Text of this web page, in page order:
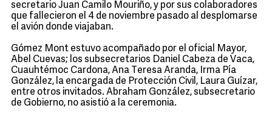
secretario Juan Camilo Mouriño, y por sus colaboradores
que fallecieron el 4 de noviembre pasado al desplomarse
el avión donde viajaban.
Gómez Mont estuvo acompañado por el oficial Mayor,
Abel Cuevas; los subsecretarios Daniel Cabeza de Vaca,
Cuauhtémoc Cardona, Ana Teresa Aranda, Irma Pía
González, la encargada de Protección Civil, Laura Guízar,
entre otros invitados. Abraham González, subsecretario
de Gobierno, no asistió a la ceremonia.